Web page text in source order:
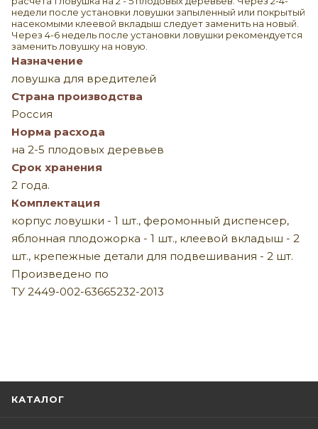
недели после установки ловушки запыленный или покрытый
насекомыми клеевой вкладыш следует заменить на новый.
Через 4-6 недель после установки ловушки рекомендуется
заменить ловушку на новую.
Назначение
ловушка для вредителей
Страна производства
Россия
Норма расхода
на 2-5 плодовых деревьев
Срок хранения
2 года.
Комплектация
корпус ловушки - 1 шт., феромонный диспенсер,
яблонная плодожорка - 1 шт., клеевой вкладыш - 2
шт., крепежные детали для подвешивания - 2 шт.
Произведено по
ТУ 2449-002-63665232-2013
КАТАЛОГ